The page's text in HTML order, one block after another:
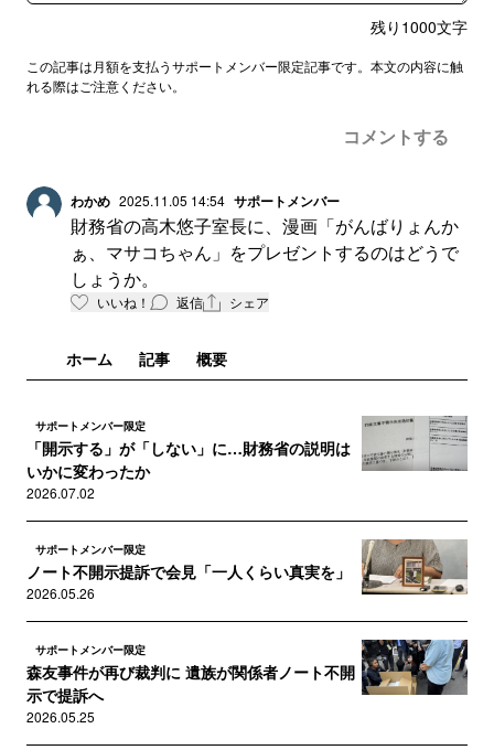
残り 1000文字
この記事は月額を支払うサポートメンバー限定記事です。本文の内容に触
れる際はご注意ください。
コメントする
わかめ 2025.11.05 14:54 サポートメンバー
財務省の高木悠子室長に、漫画「がんばりょんか
ぁ、マサコちゃん」をプレゼントするのはどうで
しょうか。
いいね！ 返信 シェア
ホーム 記事 概要
サポートメンバー限定
「開示する」が「しない」に…財務省の説明は
いかに変わったか
2026.07.02
サポートメンバー限定
ノート不開示提訴で会見「一人くらい真実を」
2026.05.26
サポートメンバー限定
森友事件が再び裁判に 遺族が関係者ノート不開
示で提訴へ
2026.05.25